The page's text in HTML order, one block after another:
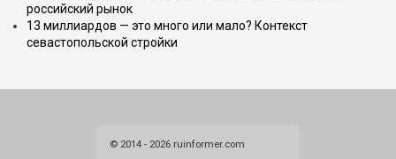
российский рынок
13 миллиардов — это много или мало? Контекст
севастопольской стройки
© 2014 - 2026 ruinformer.com